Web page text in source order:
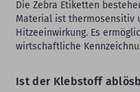
Die Zebra Etiketten
Material ist thermosensitiv
Hitzeeinwirkung. Es
wirtschaftliche
Ist der Klebstoff